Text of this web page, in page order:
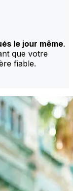
le jour même.
que votre
fiable.